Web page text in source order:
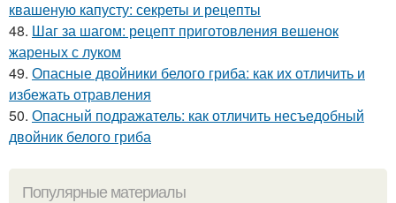
квашеную капусту: секреты и рецепты
48. Шаг за шагом: рецепт приготовления вешенок
жареных с луком
49. Опасные двойники белого гриба: как их отличить и
избежать отравления
50. Опасный подражатель: как отличить несъедобный
двойник белого гриба
Популярные материалы